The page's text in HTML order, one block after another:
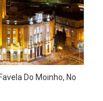
Do Moinho, No